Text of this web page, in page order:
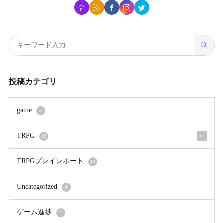
投稿カテゴリ
game 3
TRPG 12
TRPGプレイレポート 10
Uncategorized 4
ゲーム進捗 41